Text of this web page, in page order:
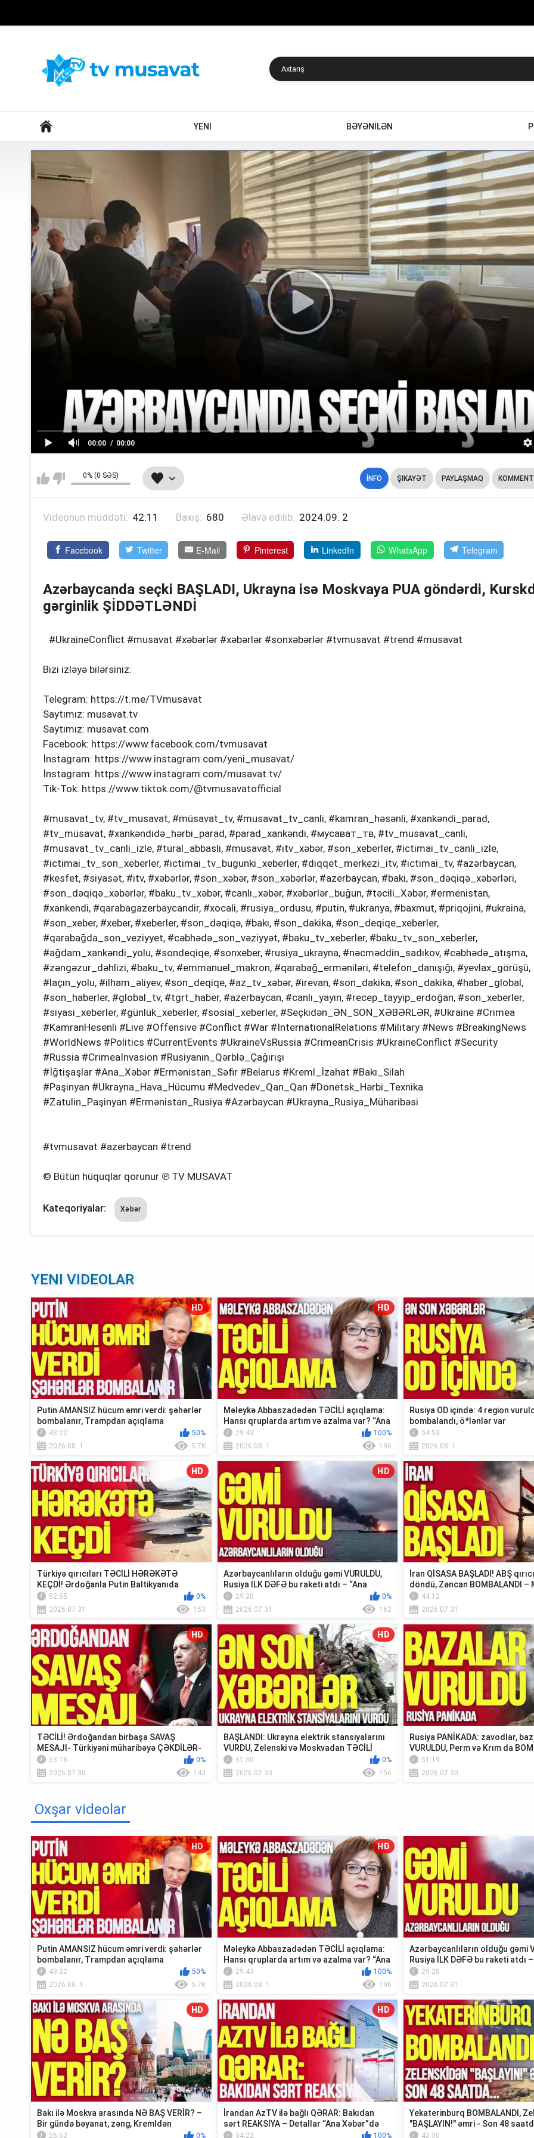
YENİ BƏYƏNİLƏN
00:00 00:00
0% (0 SƏS) İNFO ŞIKAYƏT PAYLAŞMAQ
Videonun müddəti: 42:11 Baxış: 680 Əlavə edilib: 2024.09. 2
Facebook Twitter E-Mail Pinterest LinkedIn WhatsApp Telegram
Azərbaycanda seçki BAŞLADI, Ukrayna isə Moskvaya PUA göndərdi,
gərginlik ŞİDDƏTLƏNDİ
#UkraineConflict #musavat #xəbərlər #xəbərlər #sonxəbərlər #tvmusavat #trend #musavat
Bizi izləyə bilərsiniz:
Telegram: https://t.me/TVmusavat
Saytımız: musavat.tv
Saytımız: musavat.com
Facebook: https://www.facebook.com/tvmusavat
İnstagram: https://www.instagram.com/yeni_musavat/
İnstagram: https://www.instagram.com/musavat.tv/
Tik-Tok: https://www.tiktok.com/@tvmusavatofficial
#musavat_tv, #tv_musavat, #müsavat_tv, #musavat_tv_canli, #kamran_həsənli, #xankəndi_parad,
#tv_müsavat, #xankəndidə_hərbi_parad, #parad_xankəndi, #мусават_тв, #tv_musavat_canli,
#musavat_tv_canli_izle, #tural_abbasli, #musavat, #itv_xəbər, #son_xeberler, #ictimai_tv_canli_izle,
#ictimai_tv_son_xeberler, #ictimai_tv_bugunki_xeberler, #diqqet_merkezi_itv, #i̇ctimai_tv, #azərbaycan,
#kesfet, #siyasət, #i̇tv, #xəbərlər, #son_xəbər, #son_xəbərlər, #azerbaycan, #baki, #son_dəqi̇qə_xəbərləri̇,
#son_dəqiqə_xəbərlər, #baku_tv_xəbər, #canlı_xəbər, #xəbərlər_buğun, #təci̇li̇_Xəbər, #ermenistan,
#xankendi, #qarabagazerbaycandir, #xocali, #rusiya_ordusu, #putin, #ukranya, #baxmut, #priqojini, #ukraina,
#son_xeber, #xeber, #xeberler, #son_dəqiqə, #bakı, #son_dakika, #son_deqiqe_xeberler,
#qarabağda_son_veziyyet, #cəbhədə_son_vəziyyət, #baku_tv_xeberler, #baku_tv_son_xeberler,
#ağdam_xankəndi_yolu, #sondeqiqe, #sonxeber, #rusiya_ukrayna, #nəcməddin_sadıkov, #cəbhədə_atışma,
#zəngəzur_dəhlizi, #baku_tv, #emmanuel_makron, #qarabağ_erməniləri, #telefon_danışığı, #yevlax_görüşü,
#laçın_yolu, #i̇lham_əliyev, #son_deqiqe, #az_tv_xəbər, #irevan, #son_dakika, #son_dakika, #haber_global,
#son_haberler, #global_tv, #tgrt_haber, #azerbaycan, #canlı_yayın, #recep_tayyip_erdoğan, #son_xeberler,
#siyasi_xeberler, #günlük_xeberler, #sosial_xeberler, #Seçkidən_ƏN_SON_XƏBƏRLƏR, #Ukraine #Crimea
#KamranHesenli #Live #Offensive #Conflict #War #InternationalRelations #Military #News #BreakingNews
#WorldNews #Politics #CurrentEvents #UkraineVsRussia #CrimeanCrisis #UkraineConflict #Security
#Russia #CrimeaInvasion #Rusiyanın_Qərblə_Çağırışı
#İğtişaşlar #Ana_Xəbər #Ermənistan_Səfir #Belarus #Kreml_İzahat #Bakı_Silah
#Paşinyan #Ukrayna_Hava_Hücumu #Medvedev_Qan_Qan #Donetsk_Hərbi_Texnika
#Zatulin_Paşinyan #Ermənistan_Rusiya #Azərbaycan #Ukrayna_Rusiya_Müharibəsi
#tvmusavat #azerbaycan #trend
© Bütün hüquqlar qorunur ℗ TV MUSAVAT
Kateqoriyalar: Xəbər
YENI VIDEOLAR
HD
Putin AMANSIZ hücum əmri verdi: şəhərlər
bombalanır, Trampdan açıqlama
43:22
50%
2026.08. 1
5.7K
HD
Məleykə Abbaszadədən TƏCİLİ açıqlama:
Hansı qruplarda artım və azalma var? “Ana
Xə...29:43
100%
2026.08. 1
196
Rusiya OD içində: 4 region
bombalandı, ö*lənlər var
54:53
2026.08. 1
HD
Türkiyə qırıcıları TƏCİLİ HƏRƏKƏTƏ
KEÇDİ! Ərdoğanla Putin Baltikyanıda
TOQQUŞUR-TV...
52:55
0%
2026.07.31
153
HD
Azərbaycanlıların olduğu gəmi VURULDU,
Rusiya İLK DƏFƏ bu raketi atdı – “Ana
Xəbər”
29:20
0%
2026.07.31
162
İran QİSASA BAŞLADI! ABŞ
döndü, Zəncan BOMBALANDI –
xəbər...
44:12
2026.07.31
HD
TƏCİLİ! Ərdoğandan birbaşa SAVAŞ
MESAJI- Türkiyəni müharibəyə ÇƏKDİLƏR-
TV Müsavat
53:18
0%
2026.07.30
143
HD
BAŞLANDI: Ukrayna elektrik stansiyalarını
VURDU, Zelenski və Moskvadan TƏCİLİ
Krım...
31:30
0%
2026.07.30
156
Rusiya PANİKADA: zavodlar,
VURULDU, Perm və Krım da
51:19
2026.07.30
Oxşar videolar
HD
Putin AMANSIZ hücum əmri verdi: şəhərlər
bombalanır, Trampdan açıqlama
43:22
50%
2026.08. 1
5.7K
HD
Məleykə Abbaszadədən TƏCİLİ açıqlama:
Hansı qruplarda artım və azalma var? “Ana
Xə...29:43
100%
2026.08. 1
196
Azərbaycanlıların olduğu gəmi
Rusiya İLK DƏFƏ bu raketi atdı –
Xəbər”
29:20
2026.07.31
HD
Bakı ilə Moskva arasında NƏ BAŞ VERİR? –
Bir gündə bəyanat, zəng, Kremldən
REAKSİY...
26:52 0%
HD
İrandan AzTV ilə bağlı QƏRAR: Bakıdan
sərt REAKSİYA – Detallar “Ana Xəbər”də
34:22 100%
Yekaterinburq BOMBALANDI,
"BAŞLAYIN!" əmri - Son 48
42:30